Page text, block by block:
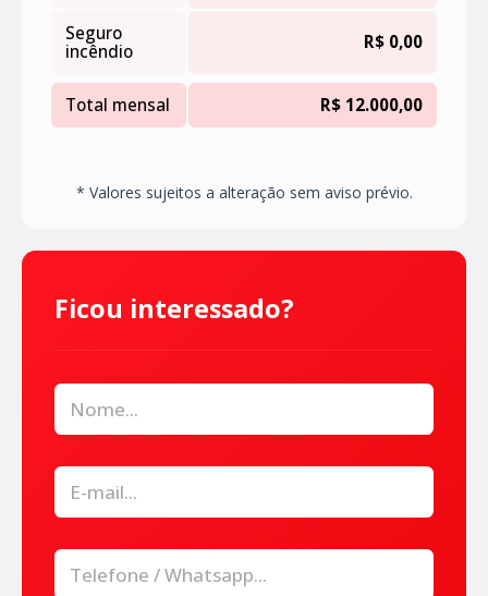
Seguro
incêndio
R$ 0,00
Total mensal R$ 12.000,00
* Valores sujeitos a alteração sem aviso prévio.
Ficou interessado?